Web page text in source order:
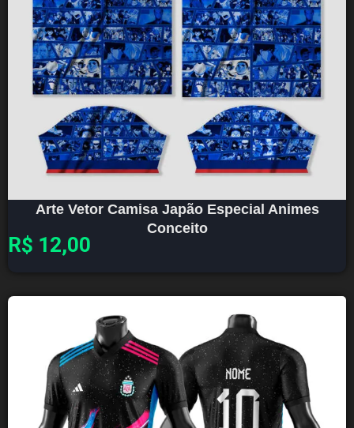
Arte Vetor Camisa Japão Especial Animes
Conceito
R$ 12,00